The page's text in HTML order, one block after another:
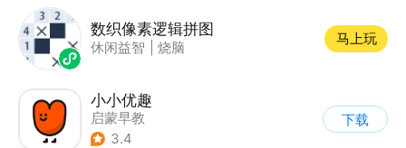
数织像素逻辑拼图
休闲益智 烧脑
马上玩
小小优趣
启蒙早教
3.4
下载